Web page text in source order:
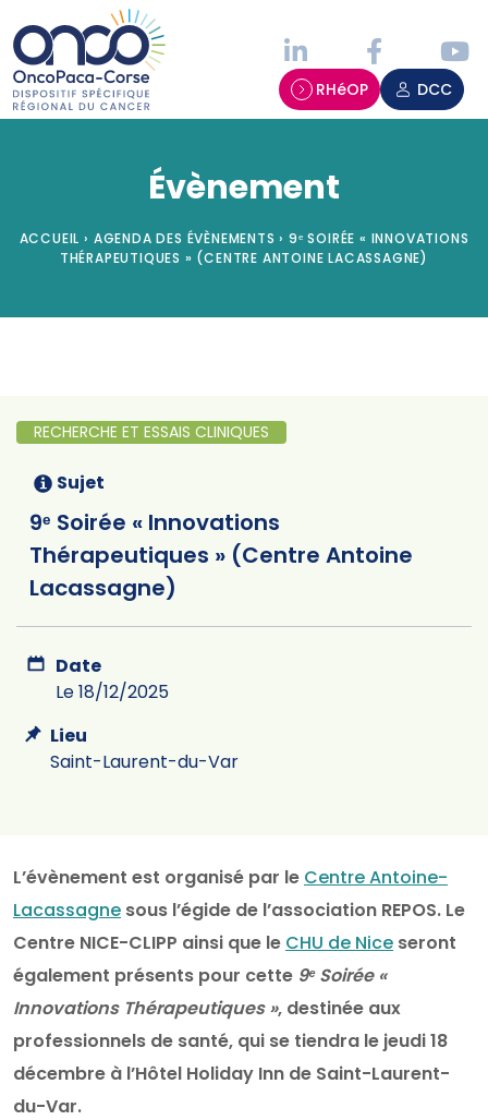
RHéOP DCC
Évènement
ACCUEIL › AGENDA DES ÉVÈNEMENTS › 9ᵉ SOIRÉE « INNOVATIONS
THÉRAPEUTIQUES » (CENTRE ANTOINE LACASSAGNE)
RECHERCHE ET ESSAIS CLINIQUES
Sujet
9ᵉ Soirée « Innovations
Thérapeutiques » (Centre Antoine
Lacassagne)
Date
Le 18/12/2025
Lieu
Saint-Laurent-du-Var
L’évènement est organisé par le Centre Antoine-
Lacassagne sous l’égide de l’association REPOS. Le
Centre NICE-CLIPP ainsi que le CHU de Nice seront
également présents pour cette 9ᵉ Soirée «
Innovations Thérapeutiques », destinée aux
professionnels de santé, qui se tiendra le jeudi 18
décembre à l’Hôtel Holiday Inn de Saint-Laurent-
du-Var.
Panneau de gestion des cookies